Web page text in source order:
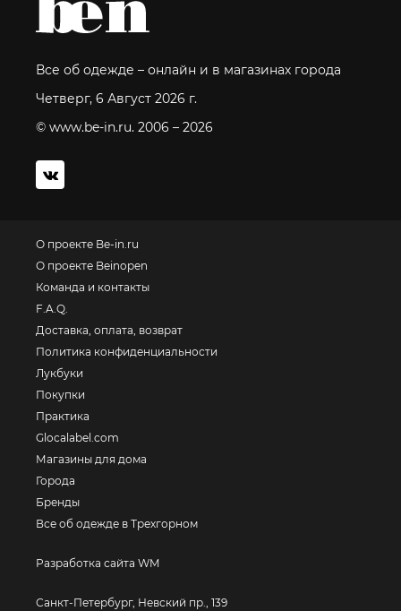
Все об одежде – онлайн и в магазинах города
Четверг, 6 Август 2026 г.
© www.be-in.ru. 2006 – 2026
О проекте Be-in.ru
О проекте Beinopen
Команда и контакты
F.A.Q.
Доставка, оплата, возврат
Политика конфиденциальности
Лукбуки
Покупки
Практика
Glocalabel.com
Магазины для дома
Города
Бренды
Все об одежде в Трехгорном
Разработка сайта WM
Санкт-Петербург, Невский пр., 139